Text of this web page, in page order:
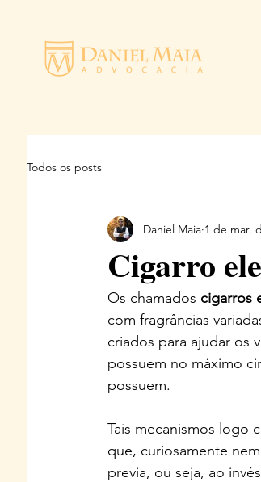
Todos os posts
Cigarro
Daniel Maia 1 de mar.
Os chamados cigarros
com fragrâncias
criados para ajudar os
possuem no máximo
possuem.
Tais mecanismos logo
que, curiosamente
previa, ou seja, ao